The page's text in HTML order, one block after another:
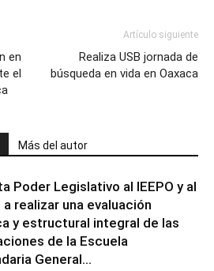
en
el
Artículo siguiente
Realiza USB jornada de
búsqueda en vida en Oaxaca
Más del autor
Poder Legislativo al IEEPO y al
realizar una evaluación
y estructural integral de las
de la Escuela
General...